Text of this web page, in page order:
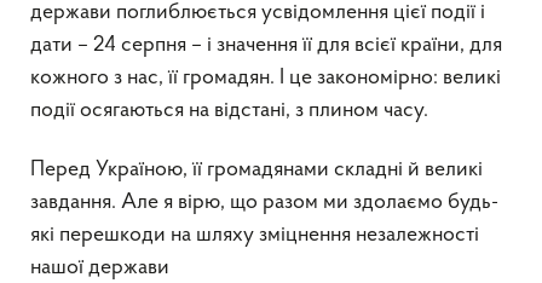
держави поглиблюється усвідомлення цієї події і
дати – 24 серпня – і значення її для всієї країни, для
кожного з нас, її громадян. І це закономірно: великі
події осягаються на відстані, з плином часу.
Перед Україною, її громадянами складні й великі
завдання. Але я вірю, що разом ми здолаємо будь-
які перешкоди на шляху зміцнення незалежності
нашої держави